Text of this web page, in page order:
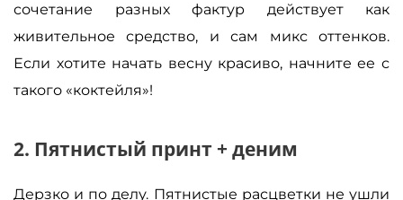
сочетание разных фактур действует как
живительное средство, и сам микс оттенков.
Если хотите начать весну красиво, начните ее с
такого «коктейля»!
2. Пятнистый принт + деним
Дерзко и по делу. Пятнистые расцветки не ушли